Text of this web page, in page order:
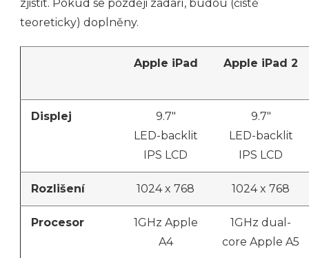
zjistit. Pokud se později zadaří, budou (čistě
teoreticky) doplněny.
Apple iPad Apple iPad 2
Displej
9.7″
LED-backlit
IPS LCD
9.7″
LED-backlit
IPS LCD
Rozlišení 1024 x 768 1024 x 768
Procesor
1GHz Apple
A4
1GHz dual-
core Apple A5